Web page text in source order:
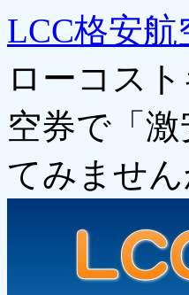
LCC格安
ローコス
空券で「
てみません